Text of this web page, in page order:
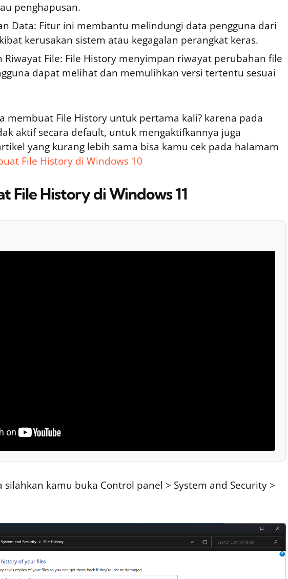
penghapusan.
Data: Fitur ini membantu melindungi data pengguna dari
kerusakan sistem atau kegagalan perangkat keras.
Riwayat File: File History menyimpan riwayat perubahan file
dapat melihat dan memulihkan versi tertentu sesuai
membuat File History untuk pertama kali? karena pada
aktif secara default, untuk mengaktifkannya juga
yang kurang lebih sama bisa kamu cek pada halamam
File History di Windows 10
File History di Windows 11
silahkan kamu buka Control panel > System and Security >